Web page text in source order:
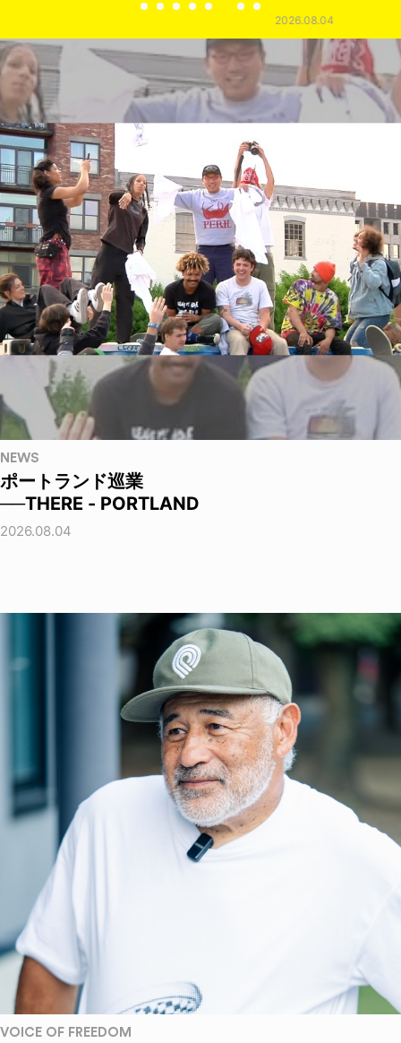
NEWS
ポートランド巡業
──THERE - PORTLAND
2026.08.04
VOICE OF FREEDOM